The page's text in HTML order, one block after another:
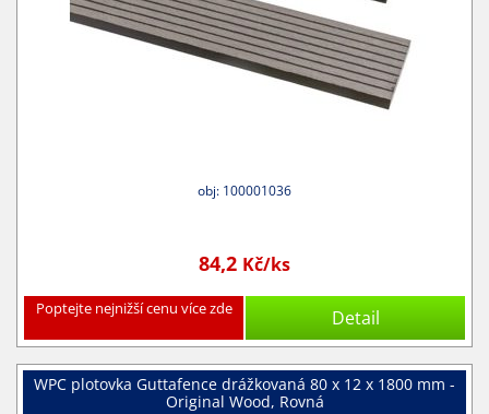
obj: 100001036
84,2 Kč/ks
Poptejte nejnižší cenu více zde Detail
WPC plotovka Guttafence drážkovaná 80 x 12 x 1800 mm -
Original Wood, Rovná